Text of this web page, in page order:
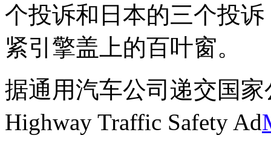
个投诉和日本的三个投
紧引擎盖上的百叶窗。
据通用汽车公司递交国
Highway Traffic Safety Ad